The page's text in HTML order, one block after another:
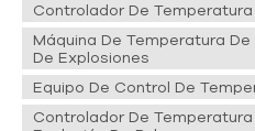
Controlador De
Máquina De Temperatura
De Explosiones
Equipo De Control De
Controlador De